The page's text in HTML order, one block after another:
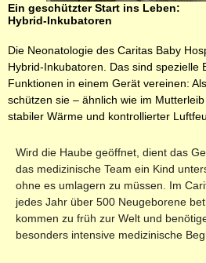
Ein geschützter Start ins Leben:
Hybrid-Inkubatoren
Die Neonatologie des Caritas Baby
Hybrid-Inkubatoren. Das sind spezielle
Funktionen in einem Gerät vereinen:
schützen sie – ähnlich wie im
stabiler Wärme und kontrollierter
Wird die Haube geöffnet, dient das
das medizinische Team ein Kind
ohne es umlagern zu müssen. Im
jedes Jahr über 500 Neugeborene
kommen zu früh zur Welt und
besonders intensive medizinische